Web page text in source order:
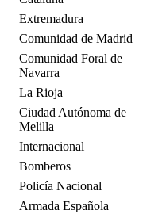
Extremadura
Comunidad de Madrid
Comunidad Foral de
Navarra
La Rioja
Ciudad Autónoma de
Melilla
Internacional
Bomberos
Policía Nacional
Armada Española